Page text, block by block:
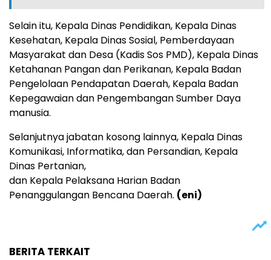
Selain itu, Kepala Dinas Pendidikan, Kepala Dinas
Kesehatan, Kepala Dinas Sosial, Pemberdayaan
Masyarakat dan Desa (Kadis Sos PMD), Kepala Dinas
Ketahanan Pangan dan Perikanan, Kepala Badan
Pengelolaan Pendapatan Daerah, Kepala Badan
Kepegawaian dan Pengembangan Sumber Daya
manusia.
Selanjutnya jabatan kosong lainnya, Kepala Dinas
Komunikasi, Informatika, dan Persandian, Kepala
Dinas Pertanian,
dan Kepala Pelaksana Harian Badan
Penanggulangan Bencana Daerah. (eni)
BERITA TERKAIT